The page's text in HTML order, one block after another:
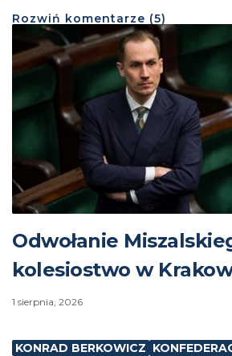
Rozwiń komentarze (5)
Odwołanie
kolesiostwo w
1 sierpnia, 2026
KONRAD BERKOWICZ